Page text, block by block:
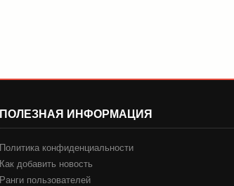
ПОЛЕЗНАЯ ИНФОРМАЦИЯ
Политика конфиденциальности
Как добавить новость
Ранги пользователей